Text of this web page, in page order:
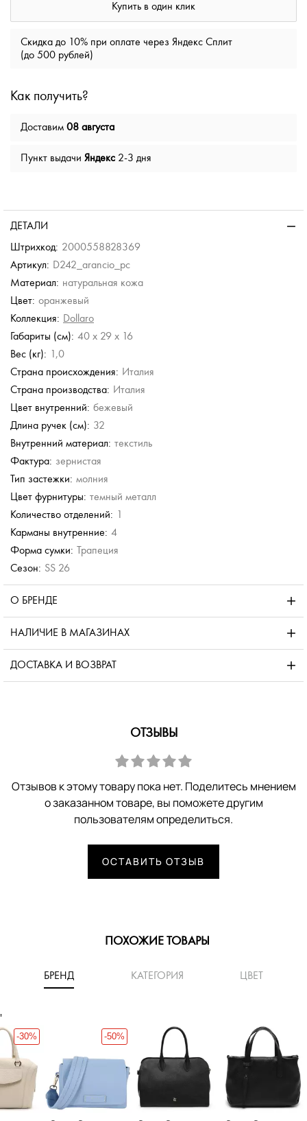
Купить в один клик
Скидка до 10% при оплате через Яндекс Сплит
(до 500 рублей)
Как получить?
Доставим 08 августа
Пункт выдачи Яндекс 2-3 дня
ДЕТАЛИ
Штрихкод: 2000558828369
Артикул: D242_arancio_pc
Материал: натуральная кожа
Цвет: оранжевый
Коллекция: Dollaro
Габариты (см): 40 x 29 x 16
Вес (кг): 1,0
Страна происхождения: Италия
Страна производства: Италия
Цвет внутренний: бежевый
Длина ручек (см): 32
Внутренний материал: текстиль
Фактура: зернистая
Тип застежки: молния
Цвет фурнитуры: темный металл
Количество отделений: 1
Карманы внутренние: 4
Форма сумки: Трапеция
Сезон: SS 26
О БРЕНДЕ
НАЛИЧИЕ В МАГАЗИНАХ
ДОСТАВКА И ВОЗВРАТ
ОТЗЫВЫ
Отзывов к этому товару пока нет. Поделитесь мнением
о заказанном товаре, вы поможете другим
пользователям определиться.
ОСТАВИТЬ ОТЗЫВ
ПОХОЖИЕ ТОВАРЫ
БРЕНД КАТЕГОРИЯ ЦВЕТ
'
-30% -50%